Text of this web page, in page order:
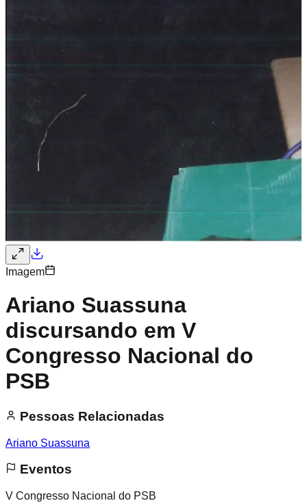
Imagem
Ariano Suassuna
discursando em V
Congresso Nacional do
PSB
Pessoas Relacionadas
Ariano Suassuna
Eventos
V Congresso Nacional do PSB